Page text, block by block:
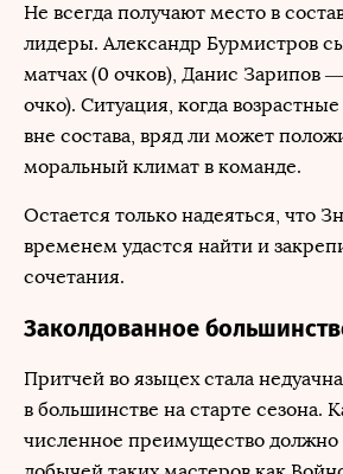
Не всегда получают место в
лидеры. Александр Бурмистров
матчах (0 очков), Данис Зарипов
очко). Ситуация, когда
вне состава, вряд ли может
моральный климат в команде.
Остается только надеяться, что
временем удастся найти и
сочетания.
Заколдованное
Притчей во языцех стала
в большинстве на старте сезона.
численное преимущество должно